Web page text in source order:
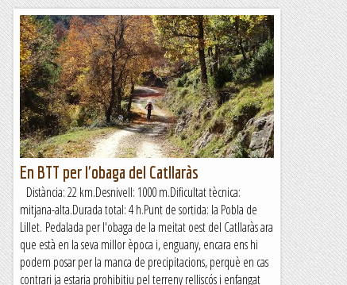
En BTT per l'obaga del Catllaràs
Distància: 22 km.Desnivell: 1000 m.Dificultat tècnica:
mitjana-alta.Durada total: 4 h.Punt de sortida: la Pobla de
Lillet. Pedalada per l'obaga de la meitat oest del Catllaràs ara
que està en la seva millor època i, enguany, encara ens hi
podem posar per la manca de precipitacions, perquè en cas
contrari ja estaria prohibitiu pel terreny relliscós i enfangat